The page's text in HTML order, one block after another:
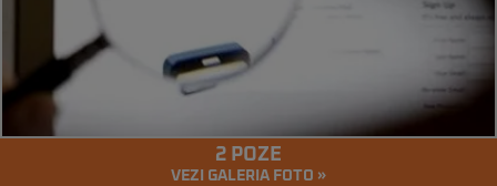
2 POZE
VEZI GALERIA FOTO »